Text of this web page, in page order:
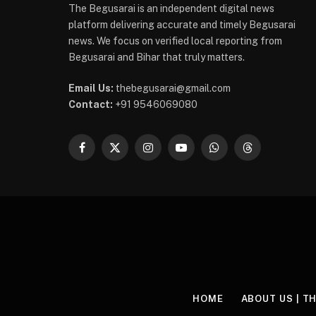
The Begusarai is an independent digital news
platform delivering accurate and timely Begusarai
news. We focus on verified local reporting from
Begusarai and Bihar that truly matters.
Email Us: thebegusarai@gmail.com
Contact: +91 9546069080
Facebook
X
InstagramYouTubeWhatsAppThreads
HOME ABOUT US |